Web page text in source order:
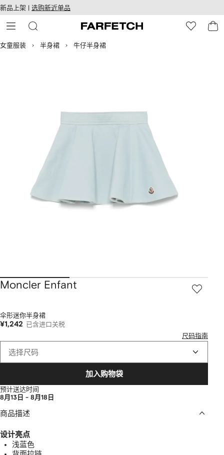
至
内
障碍网络
设
新品上架 | 选购新近单品
女童服装 半身裙 牛仔半身裙
Moncler Enfant
伞形迷你半身裙
¥1,242
已含进口关税
尺码指南
选择尺码
加入购物袋
预计送达时间
8月13日 - 8月18日
商品描述
设计亮点
浅蓝色